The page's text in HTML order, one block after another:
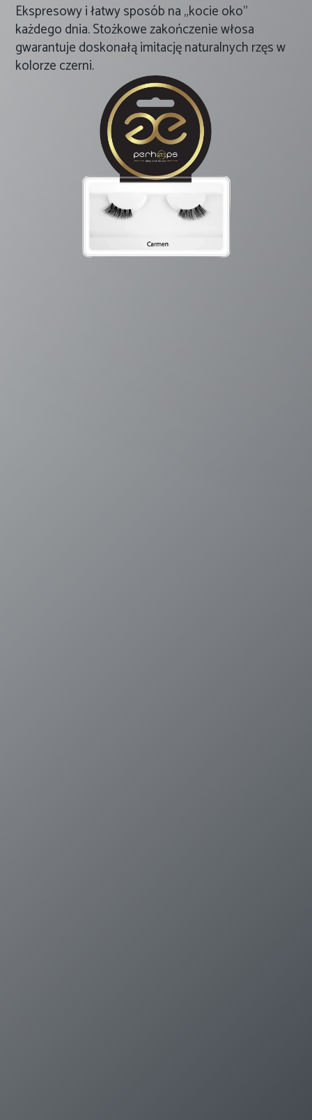
Ekspresowy i łatwy sposób na „kocie oko”
każdego dnia. Stożkowe zakończenie włosa
gwarantuje doskonałą imitację naturalnych rzęs w
kolorze czerni.